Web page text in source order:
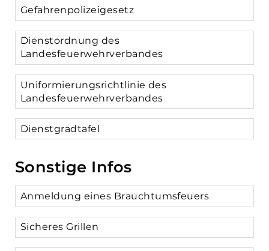
Gefahrenpolizeigesetz
Dienstordnung des
Landesfeuerwehrverbandes
Uniformierungsrichtlinie des
Landesfeuerwehrverbandes
Dienstgradtafel
Sonstige Infos
Anmeldung eines Brauchtumsfeuers
Sicheres Grillen